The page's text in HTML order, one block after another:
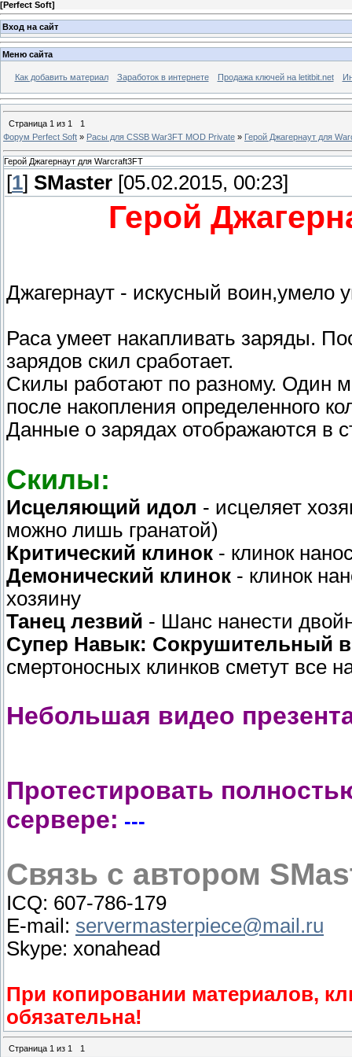
[Perfect Soft]
Вход на сайт
Меню сайта
Как добавить материал Заработок в интернете Продажа ключей на letitbit.net
Страница 1 из 1
1
Форум Perfect Soft » Расы для CSSB War3FT MOD Private » Герой Джагернаут для
Герой Джагернаут для Warcraft3FT
[1] SMaster [05.02.2015, 00:23]
Герой
Джагернаут - искусный воин,умело
Раса умеет накапливать заряды.
зарядов скил сработает.
Скилы работают по разному. Один
после накопления определенного
Данные о зарядах отображаются в
Скилы:
Исцеляющий идол - исцеляет
можно лишь гранатой)
Критический клинок - клинок
Демонический клинок - клинок
хозяину
Танец лезвий - Шанс нанести
Супер Навык: Сокрушительный
смертоносных клинков сметут все
Небольшая видео
Протестировать
сервере: ---
Связь с автором
ICQ: 607-786-179
E-mail: servermasterpiece@mail.ru
Skype: xonahead
При копировании материалов,
обязательна!
Страница 1 из 1 1